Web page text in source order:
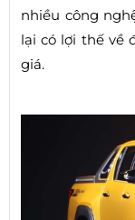
nhiều công
lại có lợi thế về
giá.